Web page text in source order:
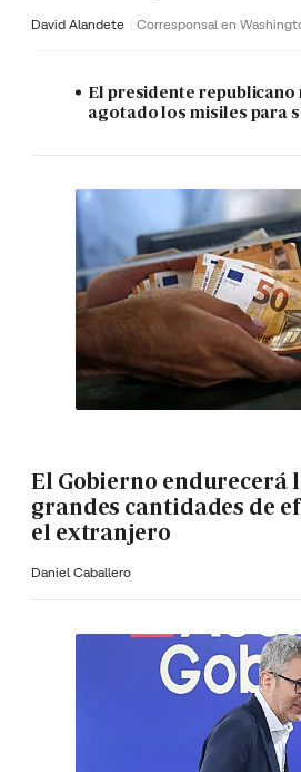
David Alandete Corresponsal en
El presidente republicano
agotado los misiles para
El Gobierno endurecerá
grandes cantidades de
el extranjero
Daniel Caballero